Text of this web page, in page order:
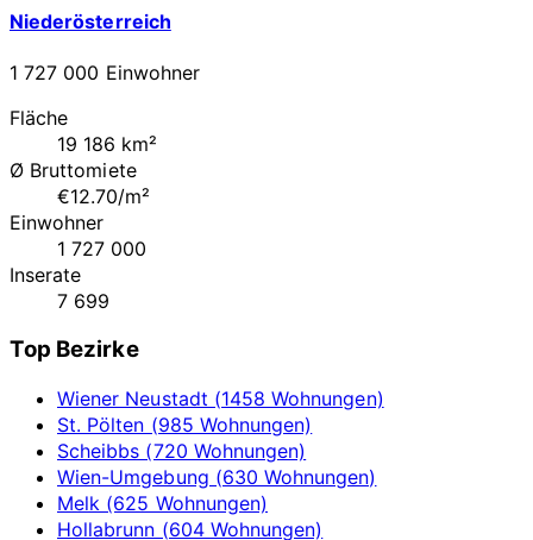
Niederösterreich
1 727 000 Einwohner
Fläche
19 186 km²
Ø Bruttomiete
€12.70/m²
Einwohner
1 727 000
Inserate
7 699
Top Bezirke
Wiener Neustadt (1458 Wohnungen)
St. Pölten (985 Wohnungen)
Scheibbs (720 Wohnungen)
Wien-Umgebung (630 Wohnungen)
Melk (625 Wohnungen)
Hollabrunn (604 Wohnungen)